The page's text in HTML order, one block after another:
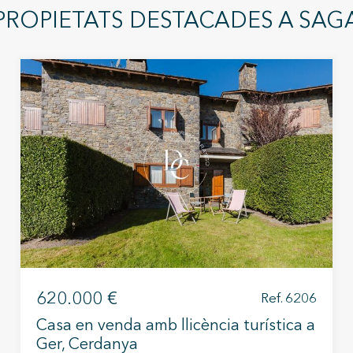
DESTACADES A
620.000 € Ref. 6206
Casa en venda amb llicència turística a
Ger, Cerdanya